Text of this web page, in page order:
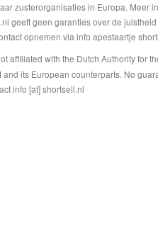
zusterorganisaties in Europa.
geeft geen garanties over de
opnemen via info apestaartje
affiliated with the Dutch Authority for
its European counterparts. No
info [at] shortsell.nl